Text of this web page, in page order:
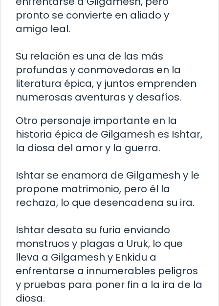
pronto se convierte en aliado y
amigo leal.
Su relación es una de las más
profundas y conmovedoras en la
literatura épica, y juntos emprenden
numerosas aventuras y desafíos.
Otro personaje importante en la
historia épica de Gilgamesh es Ishtar,
la diosa del amor y la guerra.
Ishtar se enamora de Gilgamesh y le
propone matrimonio, pero él la
rechaza, lo que desencadena su ira.
Ishtar desata su furia enviando
monstruos y plagas a Uruk, lo que
lleva a Gilgamesh y Enkidu a
enfrentarse a innumerables peligros
y pruebas para poner fin a la ira de la
diosa.